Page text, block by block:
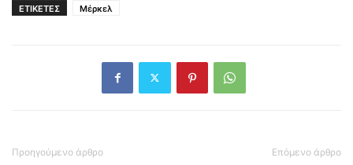
ΕΤΙΚΕΤΕΣ Μέρκελ
Προηγούμενο άρθρο Επόμενο άρθρο